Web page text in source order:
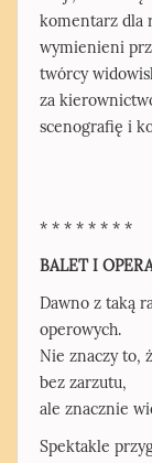
komentarz dla
wymienieni
twórcy
za
scenografię i
* * * * * * * *
BALET I
Dawno z taką
operowych.
Nie znaczy to,
bez zarzutu,
ale znacznie
Spektakle